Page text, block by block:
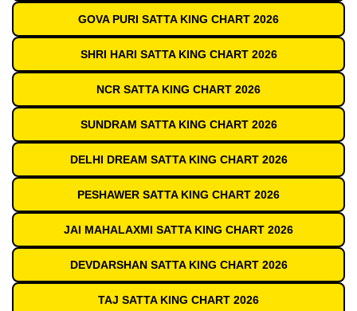
GOVA PURI SATTA KING CHART 2026
SHRI HARI SATTA KING CHART 2026
NCR SATTA KING CHART 2026
SUNDRAM SATTA KING CHART 2026
DELHI DREAM SATTA KING CHART 2026
PESHAWER SATTA KING CHART 2026
JAI MAHALAXMI SATTA KING CHART 2026
DEVDARSHAN SATTA KING CHART 2026
TAJ SATTA KING CHART 2026